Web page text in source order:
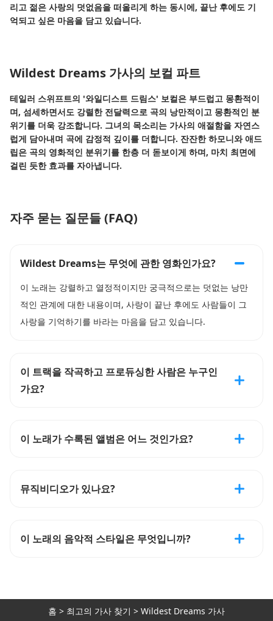
리고 젊은 사랑의 덧없음을 떠올리게 하는 동시에, 끝난 후에도 기
억되고 싶은 마음을 담고 있습니다.
Wildest Dreams 가사의 보컬 파트
테일러 스위프트의 '와일디스트 드림스' 보컬은 부드럽고 몽환적이
며, 섬세하면서도 강렬한 전달력으로 곡의 낭만적이고 몽환적인 분
위기를 더욱 강조합니다. 그녀의 목소리는 가사의 애절함을 자연스
럽게 담아내며 곡에 감정적 깊이를 더합니다. 잔잔한 하모니와 애드
립은 곡의 영화적인 분위기를 한층 더 돋보이게 하며, 마치 최면에
걸린 듯한 효과를 자아냅니다.
자주 묻는 질문들 (FAQ)
Wildest Dreams는 무엇에 관한 영화인가요?
이 노래는 강렬하고 열정적이지만 궁극적으로는 덧없는 낭만
적인 관계에 대한 내용이며, 사랑이 끝난 후에도 사람들이 그
사랑을 기억하기를 바라는 마음을 담고 있습니다.
이 트랙을 작곡하고 프로듀싱한 사람은 누구인
가요?
이 노래가 수록된 앨범은 어느 것인가요?
뮤직비디오가 있나요?
이 노래의 음악적 스타일은 무엇입니까?
홈 > 최고의 가사 찾기 > Wildest Dreams 가사